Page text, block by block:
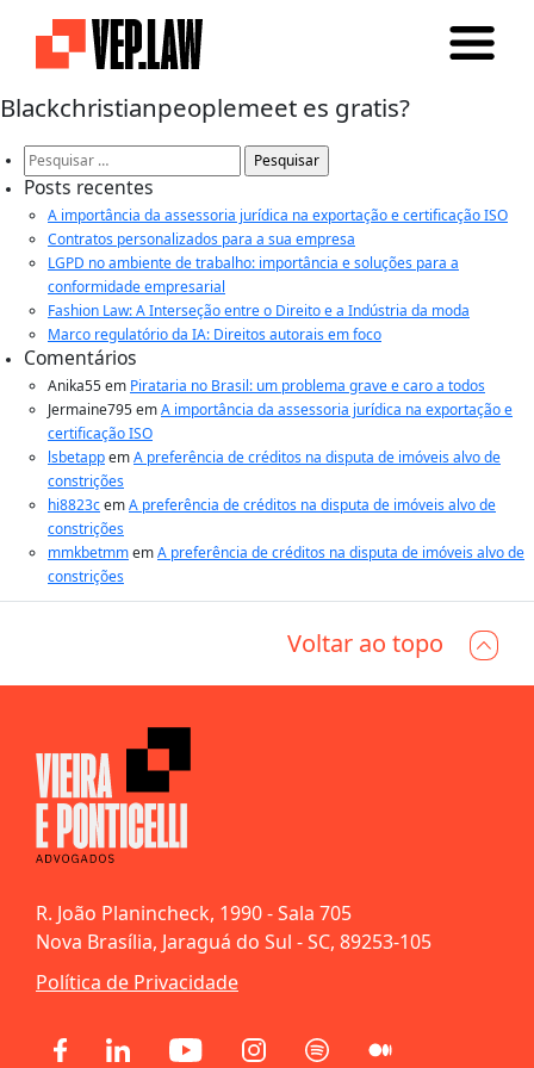
Blackchristianpeoplemeet es gratis?
Pesquisar
por:
Posts recentes
A importância da assessoria jurídica na exportação e certificação ISO
Contratos personalizados para a sua empresa
LGPD no ambiente de trabalho: importância e soluções para a
conformidade empresarial
Fashion Law: A Interseção entre o Direito e a Indústria da moda
Marco regulatório da IA: Direitos autorais em foco
Comentários
Anika55em Pirataria no Brasil: um problema grave e caro a todos
Jermaine795emA importância da assessoria jurídica na exportação e
certificação ISO
lsbetappemA preferência de créditos na disputa de imóveis alvo de
constrições
hi8823cemA preferência de créditos na disputa de imóveis alvo de
constrições
mmkbetmmemA preferência de créditos na disputa de imóveis alvo de
constrições
Voltar ao topo
R. João Planincheck, 1990 - Sala 705
Nova Brasília, Jaraguá do Sul - SC, 89253-105
Política de Privacidade